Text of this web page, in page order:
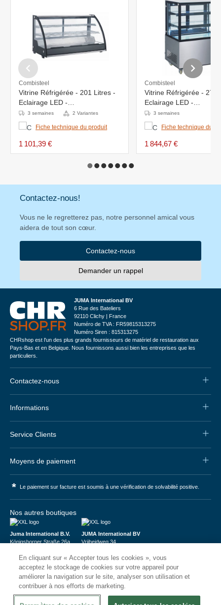
Combisteel
Vitrine Réfrigérée - 201 Litres -
Eclairage LED -
1217x590x685(h)mm
3 semaines 2 Variantes
Fiche technique du produit
1 101,39 €
Combisteel
Vitrine Réfrigérée - 270
Eclairage LED -
915x675x(h)1269mm
3 semaines
Fiche technique du
1 844,67 €
Contactez-nous!
Vous ne le regretterez pas, notre personnel amical vous
aidera de tout son cœur.
Contactez-nous
Demander un rappel
JUMA International BV
6 Rue des Bateliers
92110 Clichy | France
Numéro de TVA : FR59815313275
Numéro Siren : 815313275
CHRshop est l'un des plus grands fournisseurs de matériel de restauration aux
Pays-Bas et en Belgique. Nous fournissons aussi bien les entreprises que les
particuliers.
Contactez-nous
Informations
Service Clients
Moyens de paiement
* Le paiement sur facture est soumis à une vérification de solvabilité positive.
Nos autres boutiques
Juma International B.V.
Königsborner Straße 26a
USt-ID: DE321159873
Handelsregister: 58573909
JUMA International BV
Vrijheidweg 34
BTW: NL853095048B01
K.V.K.: 58573909
En cliquant sur « Accepter tous les cookies », vous
acceptez le stockage de cookies sur votre appareil pour
améliorer la navigation sur le site, analyser son utilisation et
contribuer à nos efforts de marketing.